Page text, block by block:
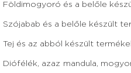
Földimogyoró és a belőle
Szójabab és a belőle készült
Tej és az abból készült
Diófélék, azaz mandula,